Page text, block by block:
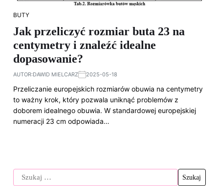
BUTY
Jak przeliczyć rozmiar buta 23 na
centymetry i znaleźć idealne
dopasowanie?
AUTOR:DAWID MIELCARZ 2025-05-18
Przeliczanie europejskich rozmiarów obuwia na centymetry
to ważny krok, który pozwala uniknąć problemów z
doborem idealnego obuwia. W standardowej europejskiej
numeracji 23 cm odpowiada…